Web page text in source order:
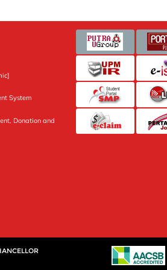
System
Donation and